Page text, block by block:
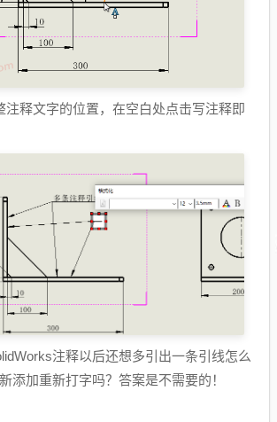
注释文字的位置，在空白处点击写注释即
注释以后还想多引出一条引线怎么
添加重新打字吗？答案是不需要的！